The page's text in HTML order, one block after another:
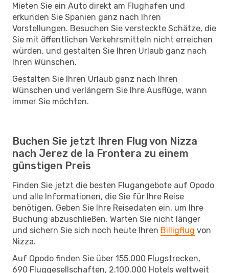
Mieten Sie ein Auto direkt am Flughafen und
erkunden Sie Spanien ganz nach Ihren
Vorstellungen. Besuchen Sie versteckte Schätze, die
Sie mit öffentlichen Verkehrsmitteln nicht erreichen
würden, und gestalten Sie Ihren Urlaub ganz nach
Ihren Wünschen.
Gestalten Sie Ihren Urlaub ganz nach Ihren
Wünschen und verlängern Sie Ihre Ausflüge, wann
immer Sie möchten.
Buchen Sie jetzt Ihren Flug von Nizza
nach Jerez de la Frontera zu einem
günstigen Preis
Finden Sie jetzt die besten Flugangebote auf Opodo
und alle Informationen, die Sie für Ihre Reise
benötigen. Geben Sie Ihre Reisedaten ein, um Ihre
Buchung abzuschließen. Warten Sie nicht länger
und sichern Sie sich noch heute Ihren Billigflug von
Nizza.
Auf Opodo finden Sie über 155.000 Flugstrecken,
690 Fluggesellschaften, 2.100.000 Hotels weltweit